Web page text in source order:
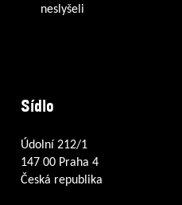
neslyšeli
Sídlo
Údolní 212/1
147 00 Praha 4
Česká republika